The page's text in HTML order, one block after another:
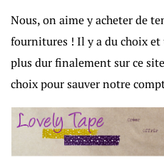
Nous, on aime y acheter de
fournitures ! Il y a du choix
plus dur finalement sur ce
choix pour sauver notre